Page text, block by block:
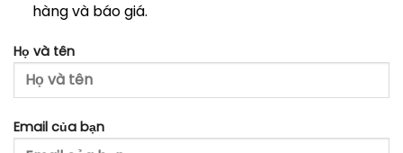
hàng và báo giá.
Họ và tên
Email của bạn